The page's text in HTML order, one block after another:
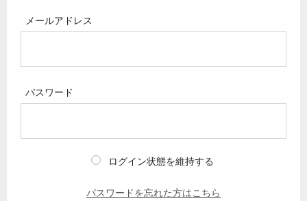
メールアドレス
パスワード
ログイン状態を維持する
パスワードを忘れた方はこちら